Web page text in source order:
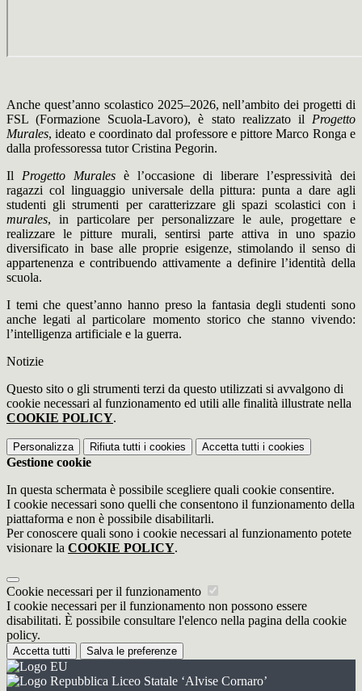
Anche quest’anno scolastico 2025–2026, nell’ambito dei progetti di
FSL (Formazione Scuola-Lavoro), è stato realizzato il Progetto
Murales, ideato e coordinato dal professore e pittore Marco Ronga e
dalla professoressa tutor Cristina Pegorin.
Il Progetto Murales è l’occasione di liberare l’espressività dei
ragazzi col linguaggio universale della pittura: punta a dare agli
studenti gli strumenti per caratterizzare gli spazi scolastici con i
murales, in particolare per personalizzare le aule, progettare e
realizzare le pitture murali, sentirsi parte attiva in uno spazio
diversificato in base alle proprie esigenze, stimolando il senso di
appartenenza e contribuendo attivamente a definire l’identità della
scuola.
I temi che quest’anno hanno preso la fantasia degli studenti sono
anche legati al particolare momento storico che stanno vivendo:
l’intelligenza artificiale e la guerra.
Notizie
Questo sito o gli strumenti terzi da questo utilizzati si avvalgono di
cookie necessari al funzionamento ed utili alle finalità illustrate nella
COOKIE POLICY.
Personalizza Rifiuta tutti i cookies Accetta tutti i cookies
Gestione cookie
In questa schermata è possibile scegliere quali cookie consentire.
I cookie necessari sono quelli che consentono il funzionamento della
piattaforma e non è possibile disabilitarli.
Per conoscere quali sono i cookie necessari al funzionamento potete
visionare la COOKIE POLICY.
Cookie necessari per il funzionamento
I cookie necessari per il funzionamento non possono essere
disabilitati. È possibile consultare l'elenco nella pagina della cookie
policy.
Accetta tutti Salva le preferenze
Liceo Statale ‘Alvise Cornaro’